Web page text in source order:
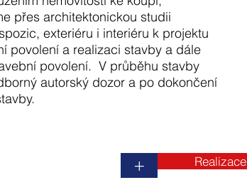
přes architektonickou studii
exteriéru i interiéru k projektu
povolení a realizaci stavby a dále
povolení. V průběhu stavby
autorský dozor a po dokončení
+ Realizace